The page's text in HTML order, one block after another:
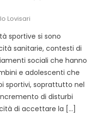
Lovisari
sportive si sono
sanitarie, contesti di
sociali che hanno
e adolescenti che
sportivi, soprattutto nel
di disturbi
di accettare la […]